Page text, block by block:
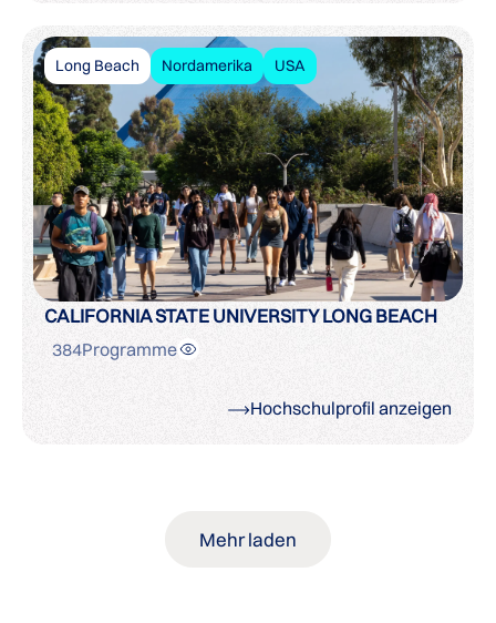
Long Beach Nordamerika USA
CALIFORNIA STATE UNIVERSITY LONG BEACH
384Programme
Hochschulprofil anzeigen
Mehr laden